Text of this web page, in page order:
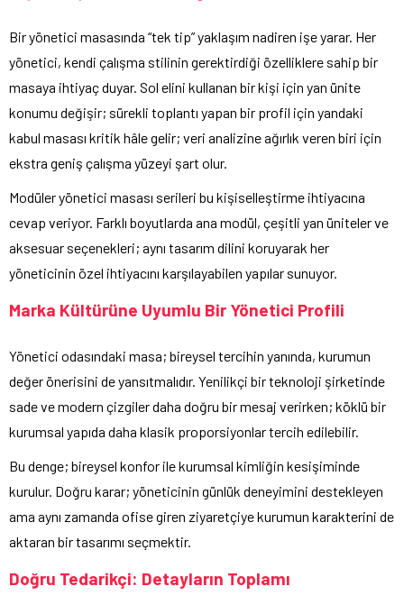
Bir yönetici masasında “tek tip” yaklaşım nadiren işe yarar. Her
yönetici, kendi çalışma stilinin gerektirdiği özelliklere sahip bir
masaya ihtiyaç duyar. Sol elini kullanan bir kişi için yan ünite
konumu değişir; sürekli toplantı yapan bir profil için yandaki
kabul masası kritik hâle gelir; veri analizine ağırlık veren biri için
ekstra geniş çalışma yüzeyi şart olur.
Modüler yönetici masası serileri bu kişiselleştirme ihtiyacına
cevap veriyor. Farklı boyutlarda ana modül, çeşitli yan üniteler ve
aksesuar seçenekleri; aynı tasarım dilini koruyarak her
yöneticinin özel ihtiyacını karşılayabilen yapılar sunuyor.
Marka Kültürüne Uyumlu Bir Yönetici Profili
Yönetici odasındaki masa; bireysel tercihin yanında, kurumun
değer önerisini de yansıtmalıdır. Yenilikçi bir teknoloji şirketinde
sade ve modern çizgiler daha doğru bir mesaj verirken; köklü bir
kurumsal yapıda daha klasik proporsiyonlar tercih edilebilir.
Bu denge; bireysel konfor ile kurumsal kimliğin kesişiminde
kurulur. Doğru karar; yöneticinin günlük deneyimini destekleyen
ama aynı zamanda ofise giren ziyaretçiye kurumun karakterini de
aktaran bir tasarımı seçmektir.
Doğru Tedarikçi: Detayların Toplamı